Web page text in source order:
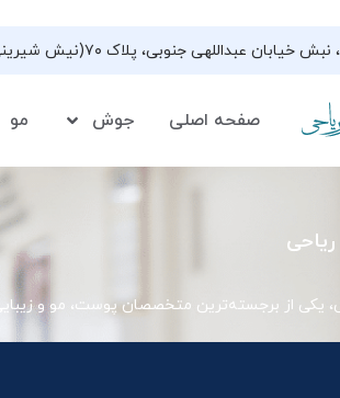
جنوبی، پلاک ۷۰(نیش شیرینی فروشی نیشکر)، واحد ۳۳ ، طبقه ۵
صفحه اصلی جوش مو
یکی از برجسته‌ترین متخصصان پوست، مو و